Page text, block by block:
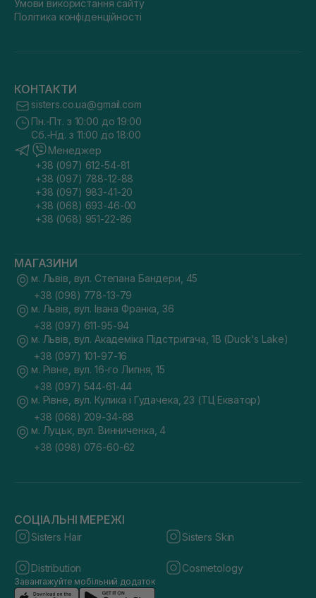
Умови використання сайту
Політика конфіденційності
КОНТАКТИ
sisters.co.ua@gmail.com
Пн.-Пт. з 10:00 до 19:00
Сб.-Нд. з 11:00 до 18:00
Менеджер
+38 (097) 612-54-81
+38 (097) 788-12-88
+38 (097) 983-41-20
+38 (068) 693-46-00
+38 (068) 951-22-86
МАГАЗИНИ
м. Львів, вул. Степана Бандери, 45
+38 (098) 778-13-79
м. Львів, вул. Івана Франка, 36
+38 (097) 611-95-94
м. Львів, вул. Академіка Підстригача, 1В (Duck's Lake)
+38 (097) 101-97-16
м. Рівне, вул. 16-го Липня, 15
+38 (097) 544-61-44
м. Рівне, вул. Кулика і Гудачека, 23 (ТЦ Екватор)
+38 (068) 209-34-88
м. Луцьк, вул. Винниченка, 4
+38 (098) 076-60-62
СОЦІАЛЬНІ МЕРЕЖІ
Sisters Hair Sisters Skin
Distribution Cosmetology
Завантажуйте мобільний додаток